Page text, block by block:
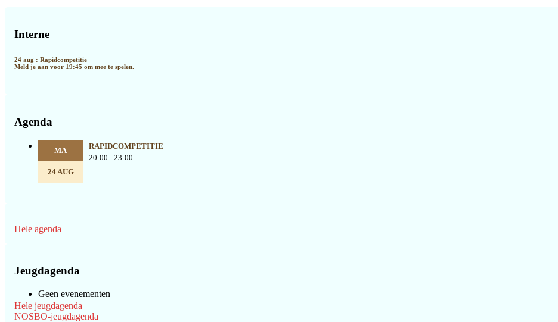
Sidebar
Interne
24 aug : Rapidcompetitie
Meld je aan voor 19:45 om mee te spelen.
Agenda
MA
24 AUG
RAPIDCOMPETITIE
20:00 - 23:00
Hele agenda
Jeugdagenda
Geen evenementen
Hele jeugdagenda
NOSBO-jeugdagenda